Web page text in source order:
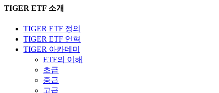
TIGER ETF 소개
TIGER ETF 정의
TIGER ETF 연혁
TIGER 아카데미
ETF의 이해
초급
중급
고급